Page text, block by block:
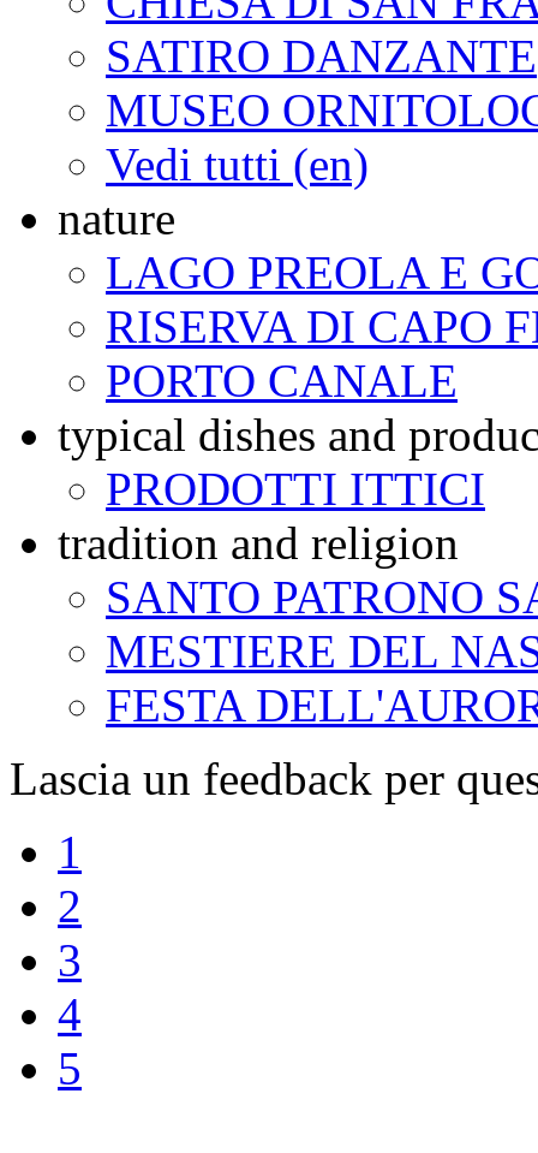
SATIRO DANZANTE
MUSEO
Vedi tutti (en)
nature
LAGO PREOLA E
RISERVA DI CAPO
PORTO CANALE
typical dishes and
PRODOTTI ITTICI
tradition and religion
SANTO PATRONO
MESTIERE DEL
FESTA
Lascia un feedback per
1
2
3
4
5